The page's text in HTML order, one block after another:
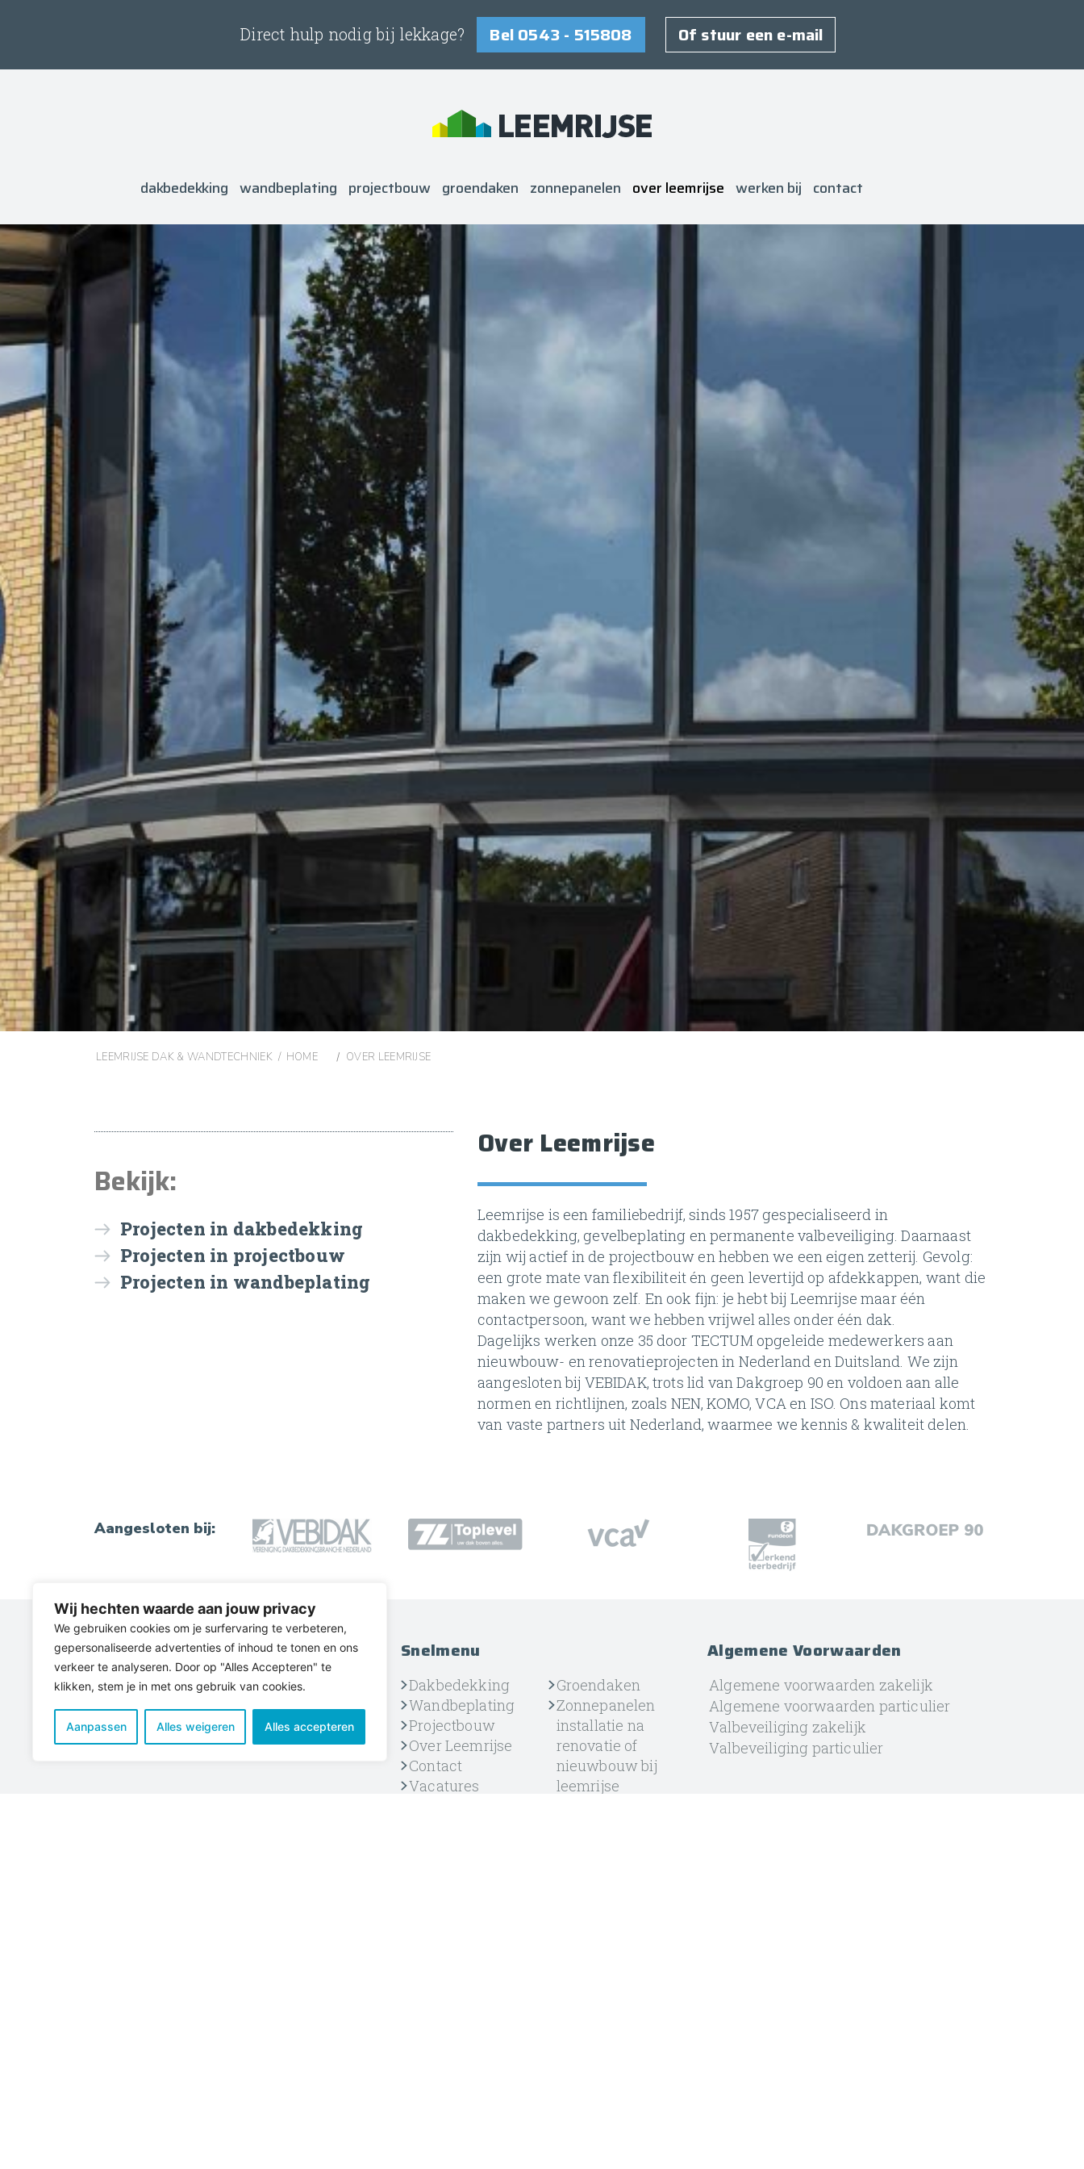
Wij hechten waarde aan jouw privacy
We gebruiken cookies om je surfervaring te verbeteren,
gepersonaliseerde advertenties of inhoud te tonen en ons
verkeer te analyseren. Door op "Alles Accepteren" te
klikken, stem je in met ons gebruik van cookies.
Aanpassen Alles weigeren Alles accepteren
Direct hulp nodig bij lekkage? Bel 0543 - 515808 Of stuur een e-mail
dakbedekking wandbeplating projectbouw groendaken zonnepanelen over leemrijse werken bij contact
LEEMRIJSE DAK & WANDTECHNIEK / HOME / OVER LEEMRIJSE
Over Leemrijse
Leemrijse is een familiebedrijf, sinds 1957 gespecialiseerd in
dakbedekking, gevelbeplating en permanente valbeveiliging. Daarnaast
zijn wij actief in de projectbouw en hebben we een eigen zetterij. Gevolg:
een grote mate van flexibiliteit én geen levertijd op afdekkappen, want die
maken we gewoon zelf. En ook fijn: je hebt bij Leemrijse maar één
contactpersoon, want we hebben vrijwel alles onder één dak.
Dagelijks werken onze 35 door TECTUM opgeleide medewerkers aan
nieuwbouw- en renovatieprojecten in Nederland en Duitsland. We zijn
aangesloten bij VEBIDAK, trots lid van Dakgroep 90 en voldoen aan alle
normen en richtlijnen, zoals NEN, KOMO, VCA en ISO. Ons materiaal komt
van vaste partners uit Nederland, waarmee we kennis & kwaliteit delen.
Bekijk:
Projecten in dakbedekking
Projecten in projectbouw
Projecten in wandbeplating
Aangesloten bij:
Certificaten
Veiligheid staat bij ons hoog in het
vaandel. We werken volgens Komo-
richtlijnen en alle medewerkers zijn VCA
gecertificeerd.
Snelmenu
Dakbedekking
Wandbeplating
Projectbouw
Over Leemrijse
Contact
Vacatures
Groendaken
Zonnepanelen
installatie na
renovatie of
nieuwbouw bij
leemrijse
Algemene Voorwaarden
Algemene voorwaarden zakelijk
Algemene voorwaarden particulier
Valbeveiliging zakelijk
Valbeveiliging particulier